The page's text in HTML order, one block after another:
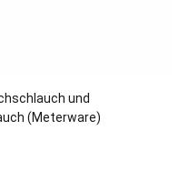
und
(Meterware)